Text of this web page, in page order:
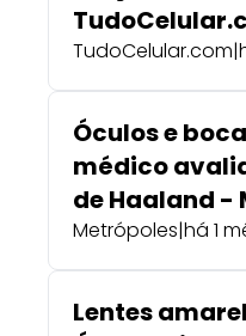
TudoCelular.com|
Óculos e
médico
de Haaland -
Metrópoles|há 1
Lentes